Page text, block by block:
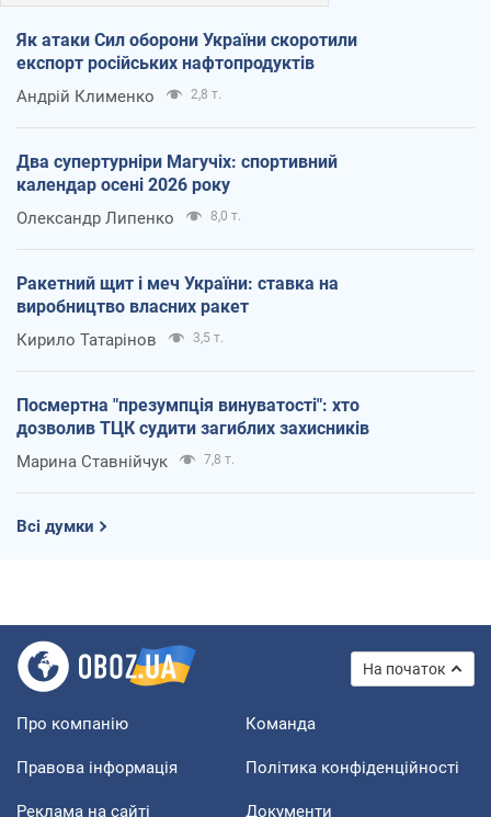
Як атаки Сил оборони України скоротили
експорт російських нафтопродуктів
Андрій Клименко 2,8 т.
Два супертурніри Магучіх: спортивний
календар осені 2026 року
Олександр Липенко 8,0 т.
Ракетний щит і меч України: ставка на
виробництво власних ракет
Кирило Татарінов 3,5 т.
Посмертна "презумпція винуватості": хто
дозволив ТЦК судити загиблих захисників
Марина Ставнійчук 7,8 т.
Всі думки
На початок
Про компанію Команда
Правова інформація Політика конфіденційності
Реклама на сайті Документи